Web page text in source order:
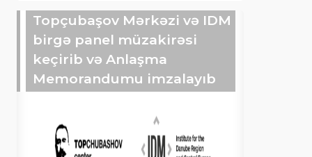
Topçubaşov Mərkəzi və IDM
birgə panel müzakirəsi
keçirib və Anlaşma
Memorandumu imzalayıb